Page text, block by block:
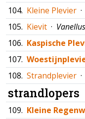
104. Kleine Plevier ·
105. Kievit ·
106. Kaspische
107.
108. Strandplevier
strandlopers
109. Kleine